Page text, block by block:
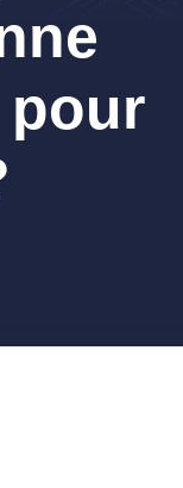
pour